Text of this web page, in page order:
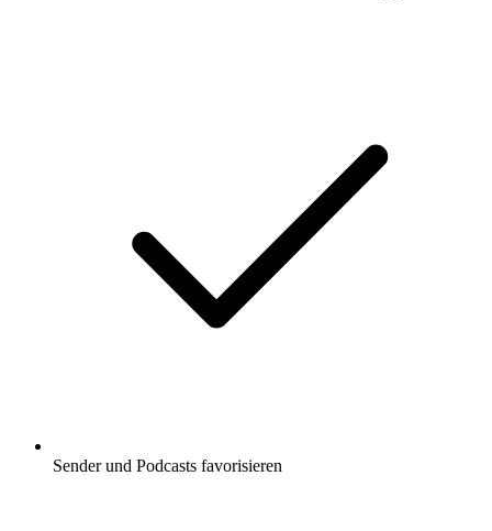
Sender und Podcasts favorisieren